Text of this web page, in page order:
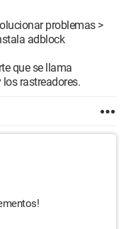
problemas >
adblock
que se llama
rastreadores.